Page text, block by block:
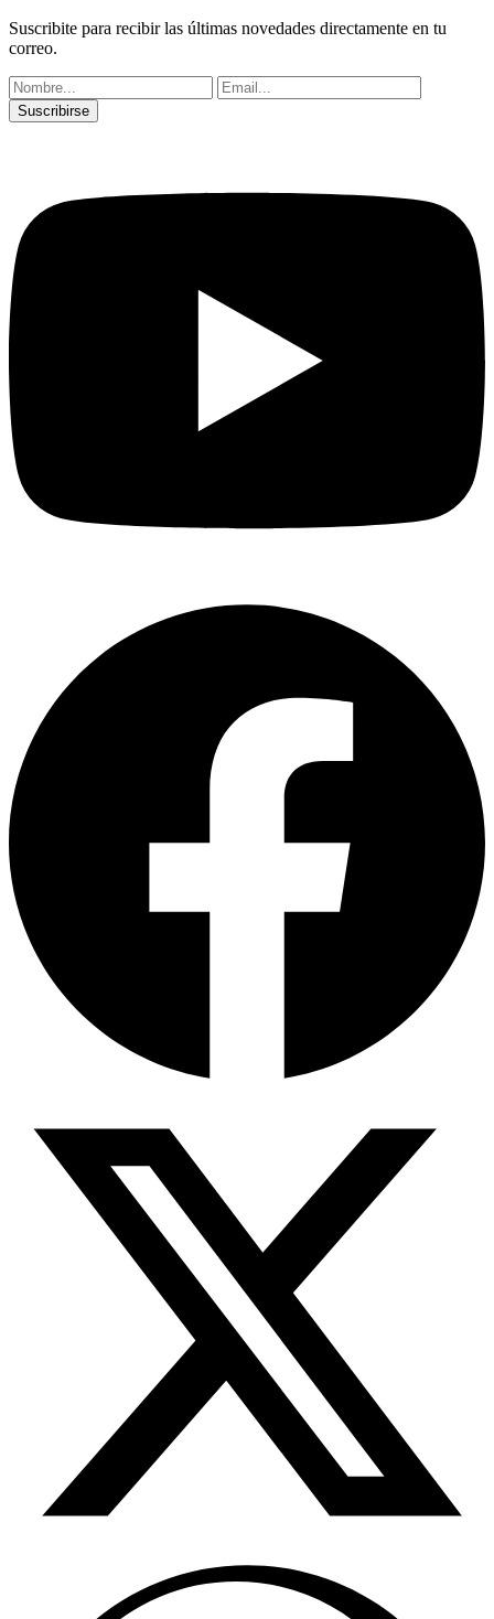
Suscribite para recibir las últimas novedades directamente en tu
correo.
Suscribirse